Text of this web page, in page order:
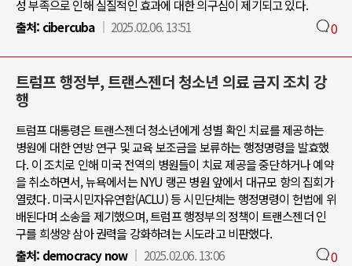
성 부족으로 인해 실질적인 효과에 대한 의구심이 제기되고 있다.
출처: cibercuba 2025.02.06. 13:51 0
트럼프 행정부, 트랜스젠더 청소년 의료 금지 조치 강
행
트럼프 대통령은 트랜스젠더 청소년에게 성별 확인 치료를 제공하는
병원에 대한 연방 연구 및 교육 보조금을 보류하는 행정명령을 발효했
다. 이 조치로 인해 미국 전역의 병원들이 치료 제공을 중단하거나 예약
을 취소하면서, 뉴욕에서는 NYU 랭곤 병원 앞에서 대규모 항의 집회가
열렸다. 미국시민자유연합(ACLU) 등 시민단체는 행정명령이 헌법에 위
배된다며 소송을 제기했으며, 트럼프 행정부의 정책이 트랜스젠더 인
구를 희생양 삼아 권력을 강화하려는 시도라고 비판했다.
출처: democracy now 2025.02.06. 13:06 0